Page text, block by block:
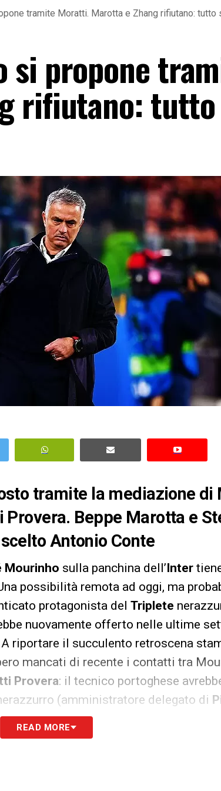
tramite Moratti. Marotta e Zhang rifiutano: tutto
si propone
rifiutano:
tramite la mediazione di
Beppe Marotta e
Antonio Conte
Mourinho sulla panchina dell’Inter
possibilità remota ad oggi, ma
protagonista del Triplete
nuovamente offerto nelle ultime
riportare il succulento retroscena
mancati di recente i contatti tra
Provera: il tecnico portoghese
(amministratore delegato di
un suo ritorno in caso di addio
al termine di questa stagione. Nulla da
READ MORE